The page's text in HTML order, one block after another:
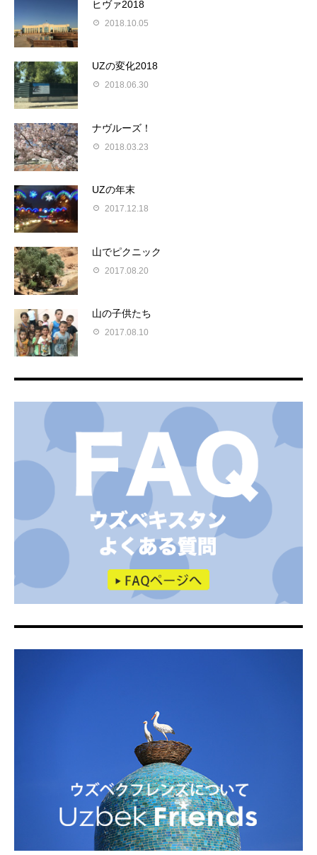
ヒヴァ2018
2018.10.05
UZの変化2018
2018.06.30
ナヴルーズ！
2018.03.23
UZの年末
2017.12.18
山でピクニック
2017.08.20
山の子供たち
2017.08.10